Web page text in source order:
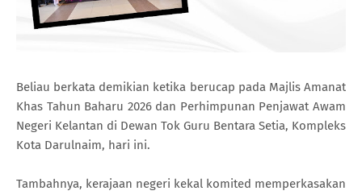
Beliau berkata demikian ketika berucap pada Majlis Amanat
Khas Tahun Baharu 2026 dan Perhimpunan Penjawat Awam
Negeri Kelantan di Dewan Tok Guru Bentara Setia, Kompleks
Kota Darulnaim, hari ini.
Tambahnya, kerajaan negeri kekal komited memperkasakan